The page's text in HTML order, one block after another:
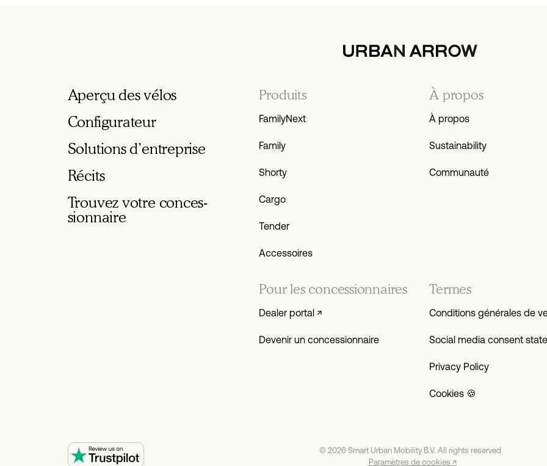
Aperçu des vélos
Configurateur
Solutions d’entreprise
Récits
Trouvez votre conces­
sionnaire
Produits
FamilyNext
Family
Shorty
Cargo
Tender
Accessoires
À propos
À propos
Sustainability
Communauté
Pour les concessionnaires
Dealer portal ↗
Devenir un concessionnaire
Termes
Conditions générales de
Social media consent
Privacy Policy
Cookies 🍪
© 2026 Smart Urban Mobility B.V. All rights reserved
Paramètres de cookies ↗